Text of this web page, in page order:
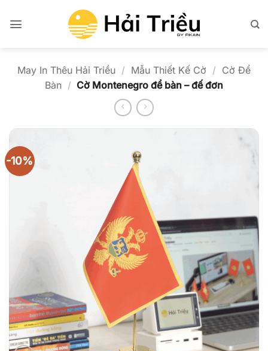
qua
May In Thêu Hải Triều / Mẫu Thiết Kế Cờ / Cờ Để
Bàn / Cờ Montenegro để bàn – đế đơn
-10%